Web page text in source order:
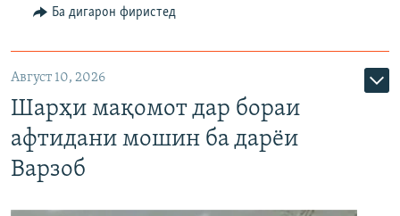
Ба дигарон фиристед
Август 10, 2026
Шарҳи мақомот дар бораи
афтидани мошин ба дарёи
Варзоб